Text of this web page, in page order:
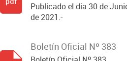
Publicado el dia 30 de
de 2021.-
Boletín Oficial Nº 383